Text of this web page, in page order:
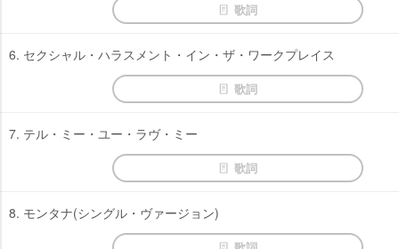
歌詞
6. セクシャル・ハラスメント・イン・ザ・ワークプレイス
歌詞
7. テル・ミー・ユー・ラヴ・ミー
歌詞
8. モンタナ(シングル・ヴァージョン)